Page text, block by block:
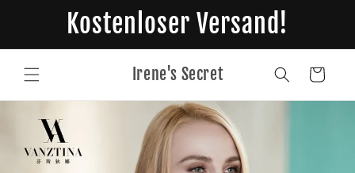
Kostenloser Versand!
Irene's Secret Warenkorb